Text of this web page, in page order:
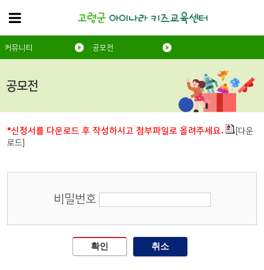
공모전
커뮤니티 공모전
*신청서를 다운로드 후 작성하시고 첨부파일로 올려주세요.
[다운
로드]
비밀번호
확인 취소